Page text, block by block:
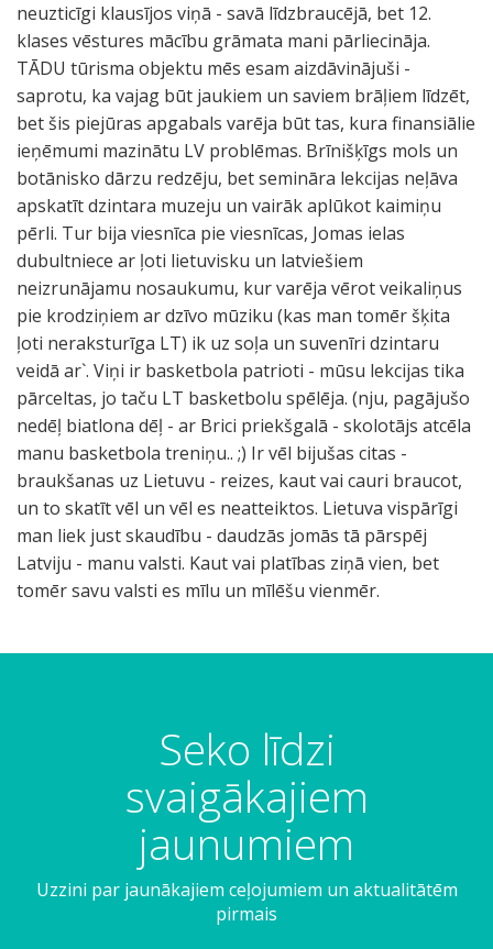
neuzticīgi klausījos viņā - savā līdzbraucējā, bet 12.
klases vēstures mācību grāmata mani pārliecināja.
TĀDU tūrisma objektu mēs esam aizdāvinājuši -
saprotu, ka vajag būt jaukiem un saviem brāļiem līdzēt,
bet šis piejūras apgabals varēja būt tas, kura finansiālie
ieņēmumi mazinātu LV problēmas. Brīnišķīgs mols un
botānisko dārzu redzēju, bet semināra lekcijas neļāva
apskatīt dzintara muzeju un vairāk aplūkot kaimiņu
pērli. Tur bija viesnīca pie viesnīcas, Jomas ielas
dubultniece ar ļoti lietuvisku un latviešiem
neizrunājamu nosaukumu, kur varēja vērot veikaliņus
pie krodziņiem ar dzīvo mūziku (kas man tomēr šķita
ļoti neraksturīga LT) ik uz soļa un suvenīri dzintaru
veidā ar`. Viņi ir basketbola patrioti - mūsu lekcijas tika
pārceltas, jo taču LT basketbolu spēlēja. (nju, pagājušo
nedēļ biatlona dēļ - ar Brici priekšgalā - skolotājs atcēla
manu basketbola treniņu.. ;) Ir vēl bijušas citas -
braukšanas uz Lietuvu - reizes, kaut vai cauri braucot,
un to skatīt vēl un vēl es neatteiktos. Lietuva vispārīgi
man liek just skaudību - daudzās jomās tā pārspēj
Latviju - manu valsti. Kaut vai platības ziņā vien, bet
tomēr savu valsti es mīlu un mīlēšu vienmēr.
Seko līdzi
svaigākajiem
jaunumiem
Uzzini par jaunākajiem ceļojumiem un aktualitātēm
pirmais